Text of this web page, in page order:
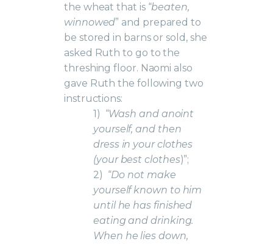
the wheat that is “beaten,
winnowed” and prepared to
be stored in barns or sold, she
asked Ruth to go to the
threshing floor. Naomi also
gave Ruth the following two
instructions:
1) “Wash and anoint
yourself, and then
dress in your clothes
(your best clothes)”;
2) “Do not make
yourself known to him
until he has finished
eating and drinking.
When he lies down,